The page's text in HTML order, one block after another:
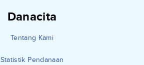
Danacita
Tentang Kami
Statistik Pendanaan